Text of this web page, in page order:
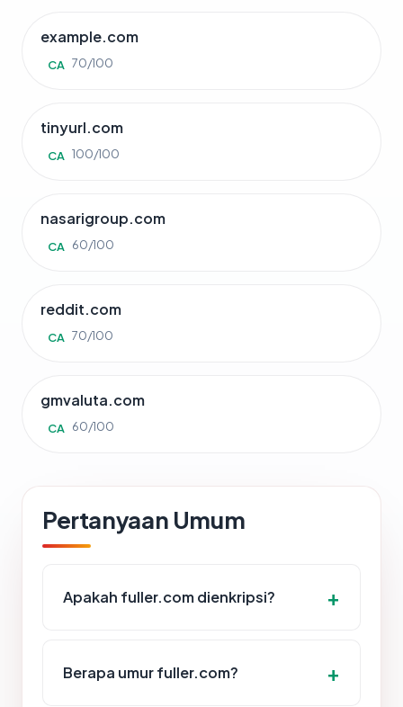
example.com
CA 70/100
tinyurl.com
CA 100/100
nasarigroup.com
CA 60/100
reddit.com
CA 70/100
gmvaluta.com
CA 60/100
Pertanyaan Umum
Apakah fuller.com dienkripsi?
Berapa umur fuller.com?